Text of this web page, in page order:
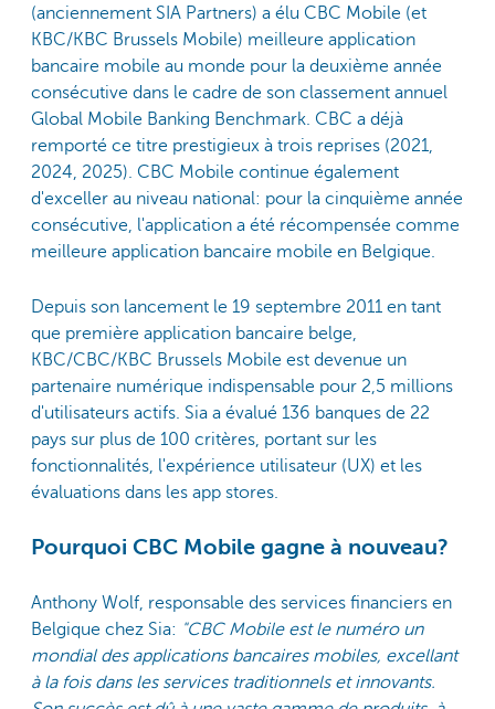
(anciennement SIA Partners) a élu CBC Mobile (et
KBC/KBC Brussels Mobile) meilleure application
bancaire mobile au monde pour la deuxième année
consécutive dans le cadre de son classement annuel
Global Mobile Banking Benchmark. CBC a déjà
remporté ce titre prestigieux à trois reprises (2021,
2024, 2025). CBC Mobile continue également
d'exceller au niveau national: pour la cinquième année
consécutive, l'application a été récompensée comme
meilleure application bancaire mobile en Belgique.
Depuis son lancement le 19 septembre 2011 en tant
que première application bancaire belge,
KBC/CBC/KBC Brussels Mobile est devenue un
partenaire numérique indispensable pour 2,5 millions
d'utilisateurs actifs. Sia a évalué 136 banques de 22
pays sur plus de 100 critères, portant sur les
fonctionnalités, l'expérience utilisateur (UX) et les
évaluations dans les app stores.
Pourquoi CBC Mobile gagne à nouveau?
Anthony Wolf, responsable des services financiers en
Belgique chez Sia: "CBC Mobile est le numéro un
mondial des applications bancaires mobiles, excellant
à la fois dans les services traditionnels et innovants.